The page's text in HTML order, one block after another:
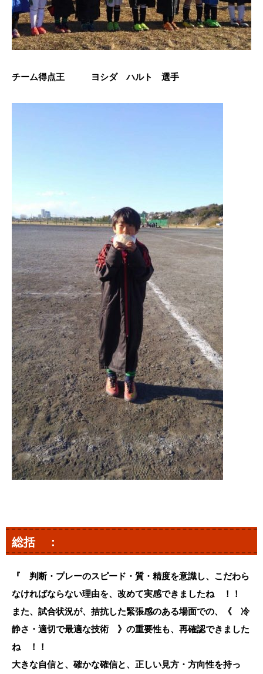
チーム得点王 ヨシダ ハルト 選手
総括 ：
『 判断・プレーのスピード・質・精度を意識し、こだわら
なければならない理由を、改めて実感できましたね ！！
また、試合状況が、拮抗した緊張感のある場面での、《 冷
静さ・適切で最適な技術 》の重要性も、再確認できました
ね ！！
大きな自信と、確かな確信と、正しい見方・方向性を持っ